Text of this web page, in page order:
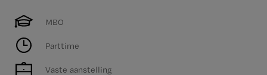
MBO
Parttime
Vaste aanstelling